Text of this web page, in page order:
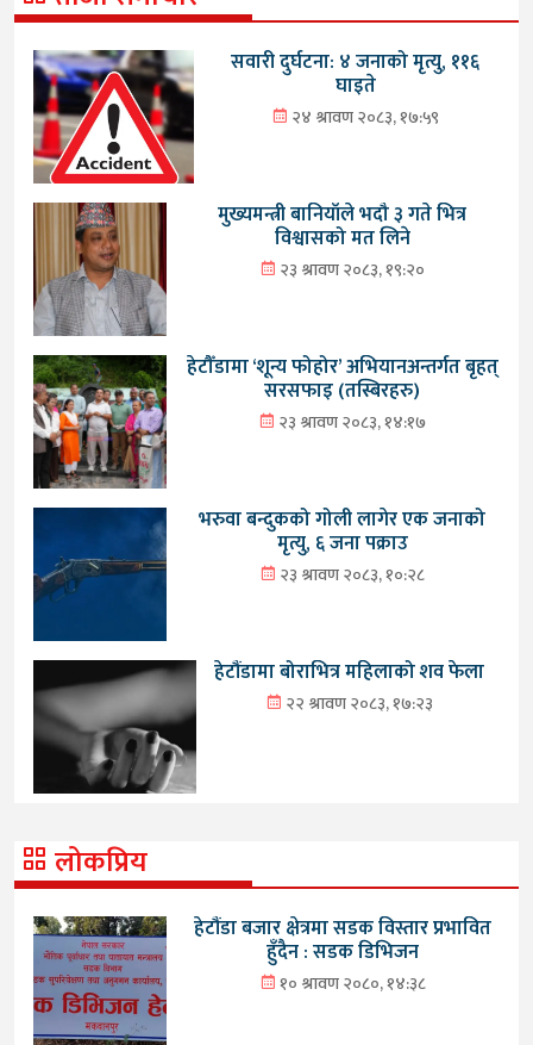
सवारी दुर्घटना: ४ जनाको मृत्यु, ११६
घाइते
२४ श्रावण २०८३, १७:५९
मुख्यमन्त्री बानियाँले भदौ ३ गते भित्र
विश्वासको मत लिने
२३ श्रावण २०८३, १९:२०
हेटौँडामा ‘शून्य फोहोर’ अभियानअन्तर्गत बृहत्
सरसफाइ (तस्बिरहरु)
२३ श्रावण २०८३, १४:१७
भरुवा बन्दुकको गोली लागेर एक जनाको
मृत्यु, ६ जना पक्राउ
२३ श्रावण २०८३, १०:२८
हेटौंडामा बोराभित्र महिलाको शव फेला
२२ श्रावण २०८३, १७:२३
लोकप्रिय
हेटौंडा बजार क्षेत्रमा सडक विस्तार प्रभावित
हुँदैन : सडक डिभिजन
१० श्रावण २०८०, १४:३८